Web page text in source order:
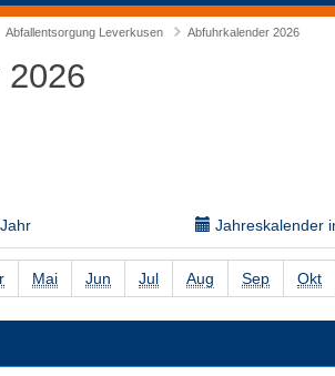
Abfallentsorgung Leverkusen Abfuhrkalender 2026
2026
Jahreskalender
Mai Jun Jul Aug Sep Okt